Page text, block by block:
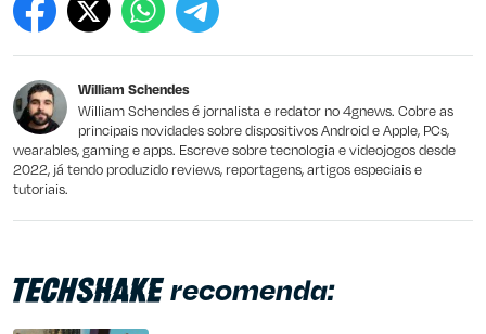
Este conteúdo contém informação incorreta
Outro
William Schendes
William Schendes é jornalista e redator no 4gnews. Cobre as
principais novidades sobre dispositivos Android e Apple, PCs,
wearables, gaming e apps. Escreve sobre tecnologia e videojogos desde
2022, já tendo produzido reviews, reportagens, artigos especiais e
tutoriais.
recomenda: